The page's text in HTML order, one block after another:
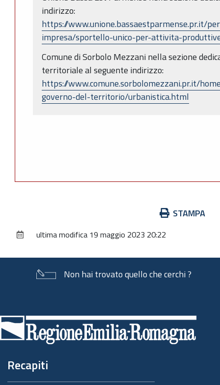
indirizzo:
https://www.unione.bassaestparmense.pr.it/
impresa/sportello-unico-per-attivita-
Comune di Sorbolo Mezzani nella sezione
territoriale al seguente indirizzo:
https://www.comune.sorbolomezzani.pr.it/
governo-del-territorio/urbanistica.html
documento
STAMPA
ultima modifica 19 maggio 2023 20:22
Non hai trovato quello che cerchi ?
di
pagina
Recapiti